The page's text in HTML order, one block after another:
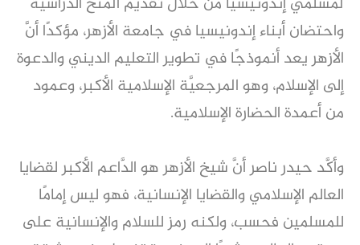
واحتضان أبناء إندونيسيا في جامعة الأزهر، مؤكدًا أنَّ
الأزهر يعد أنموذجًا في تطوير التعليم الديني والدعوة
إلى الإسلام، وهو المرجعيَّة الإسلامية الأكبر، وعمود
من أعمدة الحضارة الإسلامية.
وأكَّد حيدر ناصر أنَّ شيخ الأزهر هو الدَّاعم الأكبر لقضايا
العالم الإسلامي والقضايا الإنسانية، فهو ليس إمامًا
للمسلمين فحسب، ولكنه رمز للسلام والإنسانية على